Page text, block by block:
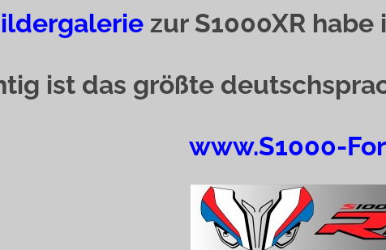
zur S1000XR
ist das größte
www.S1000-